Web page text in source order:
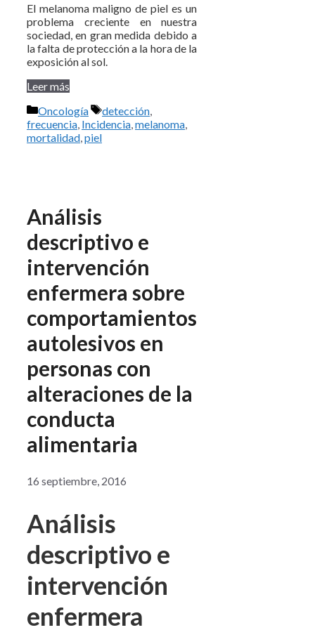
El melanoma maligno de piel es un
problema creciente en nuestra
sociedad, en gran medida debido a
la falta de protección a la hora de la
exposición al sol.
Leer más
Categorías
Oncología Etiquetas
detección
frecuencia Incidencia melanoma
mortalidad piel
Análisis
descriptivo e
intervención
enfermera sobre
comportamientos
autolesivos en
personas con
alteraciones de la
conducta
alimentaria
16 septiembre, 2016
Análisis
descriptivo e
intervención
enfermera